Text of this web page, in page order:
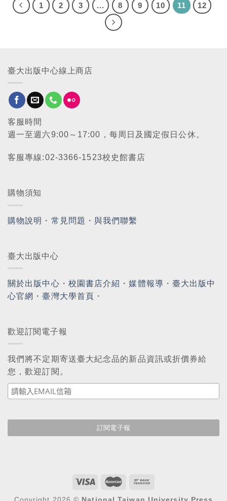
1 2 3 ... 8 9 10 11 12
臺大出版中心線上商店
客服時間
週一至週六9:00～17:00，每周日及國定假日公休。
客服專線:02-3366-1523校史館書店
購物須知
購物說明 ・ 常見問題 ・與我們聯繫
臺大出版中心
關於出版中心 ・ 校園書店介紹 ・媒體報導 ・ 臺大出版中
心官網 ・臺灣大學首頁 ・
歡迎訂閱電子報
我們將不定期寄送臺大紀念品的新品資訊或折價券給
您，歡迎訂閱。
Copyright 2026 © National Taiwan University Press